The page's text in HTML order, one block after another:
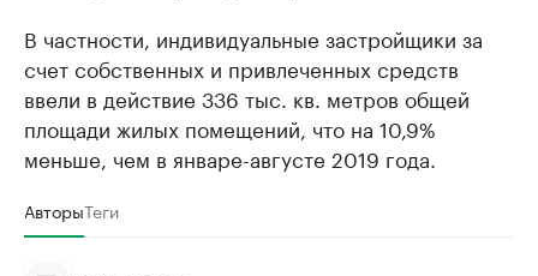
В частности, индивидуальные застройщики за
счет собственных и привлеченных средств
ввели в действие 336 тыс. кв. метров общей
площади жилых помещений, что на 10,9%
меньше, чем в январе-августе 2019 года.
АвторыТеги